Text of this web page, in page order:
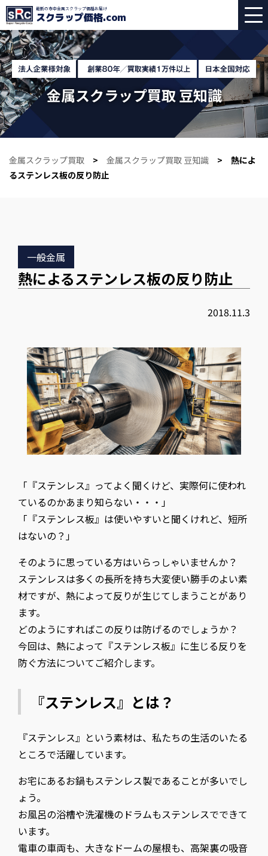
最新の市中金属スクラップ価格お届け
スクラップ価格.com
金属スクラップ買取 豆知識
金属スクラップ買取 > 金属スクラップ買取 豆知識 > 熱によ
るステンレス板の反り防止
一般金属
熱によるステンレス板の反り防止
2018.11.3
「『ステンレス』ってよく聞くけど、実際何に使われ
ているのかあまり知らない・・・」
「『ステンレス板』は使いやすいと聞くけれど、短所
はないの？」
そのように思っている方はいらっしゃいませんか？
ステンレスは多くの長所を持ち大変使い勝手のよい素
材ですが、熱によって反りが生じてしまうことがあり
ます。
どのようにすればこの反りは防げるのでしょうか？
今回は、熱によって『ステンレス板』に生じる反りを
防ぐ方法についてご紹介します。
『ステンレス』とは？
『ステンレス』という素材は、私たちの生活のいたる
ところで活躍しています。
お宅にあるお鍋もステンレス製であることが多いでし
ょう。
お風呂の浴槽や洗濯機のドラムもステンレスでできて
います。
電車の車両も、大きなドームの屋根も、高架裏の吸音